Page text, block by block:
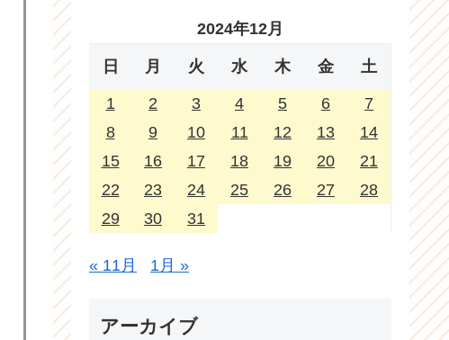
2024年12月
日 月 火 水 木 金 土
1 2 3 4 5 6
7
8
9 10 11 12 13
14
15
16 17 18 19 20
21
22
23 24 25 26 27
28
29
30 31
« 11月 1月 »
アーカイブ